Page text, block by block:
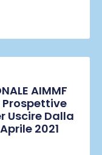
AIMMF
Prospettive
Uscire Dalla
2021